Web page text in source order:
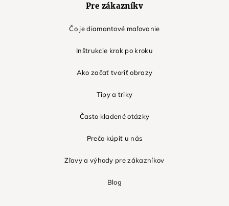
Pre zákazníkv
Čo je diamantové maľovanie
Inštrukcie krok po kroku
Ako začať tvoriť obrazy
Tipy a triky
Často kladené otázky
Prečo kúpiť u nás
Zľavy a výhody pre zákazníkov
Blog